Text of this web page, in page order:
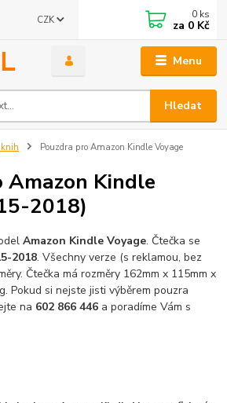
Menu
CZK
Hledat
0 ks
za 0 Kč
knih Pouzdra pro Amazon Kindle Voyage
Amazon Kindle
2018)
Amazon Kindle Voyage. Čtečka se
2018. Všechny verze (s reklamou, bez
Čtečka má rozměry 162mm x 115mm x
Pokud si nejste jisti výběrem pouzra
na 602 866 446 a poradíme Vám s